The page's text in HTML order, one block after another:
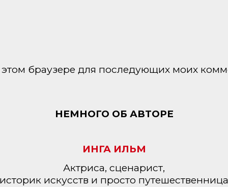
браузере для последующих моих
НЕМНОГО ОБ АВТОРЕ
ИНГА ИЛЬМ
Актриса, сценарист,
историк искусств и просто путешественница